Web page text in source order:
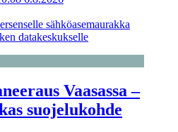
sähköasemaurakka
datakeskukselle
Vaasassa –
suojelukohde